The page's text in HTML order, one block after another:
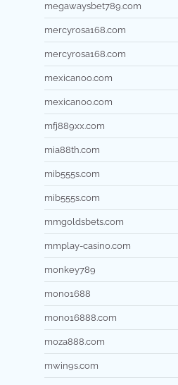
megawaysbet789.com
mercyrosa168.com
mercyrosa168.com
mexicanoo.com
mexicanoo.com
mfj889xx.com
mia88th.com
mib555s.com
mib555s.com
mmgoldsbets.com
mmplay-casino.com
monkey789
mono1688
mono16888.com
moza888.com
mwin9s.com